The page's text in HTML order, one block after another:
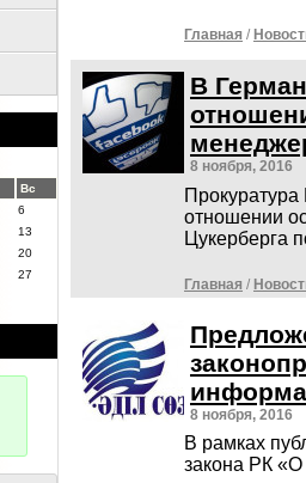
Вс
6
13
20
27
Главная /
В
8 ноября, 2016
отношении
Цукерберга
Главная /
8 ноября, 2016
В рамках
закона РК